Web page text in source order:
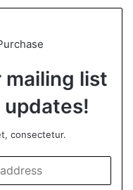
mailing list
consectetur.